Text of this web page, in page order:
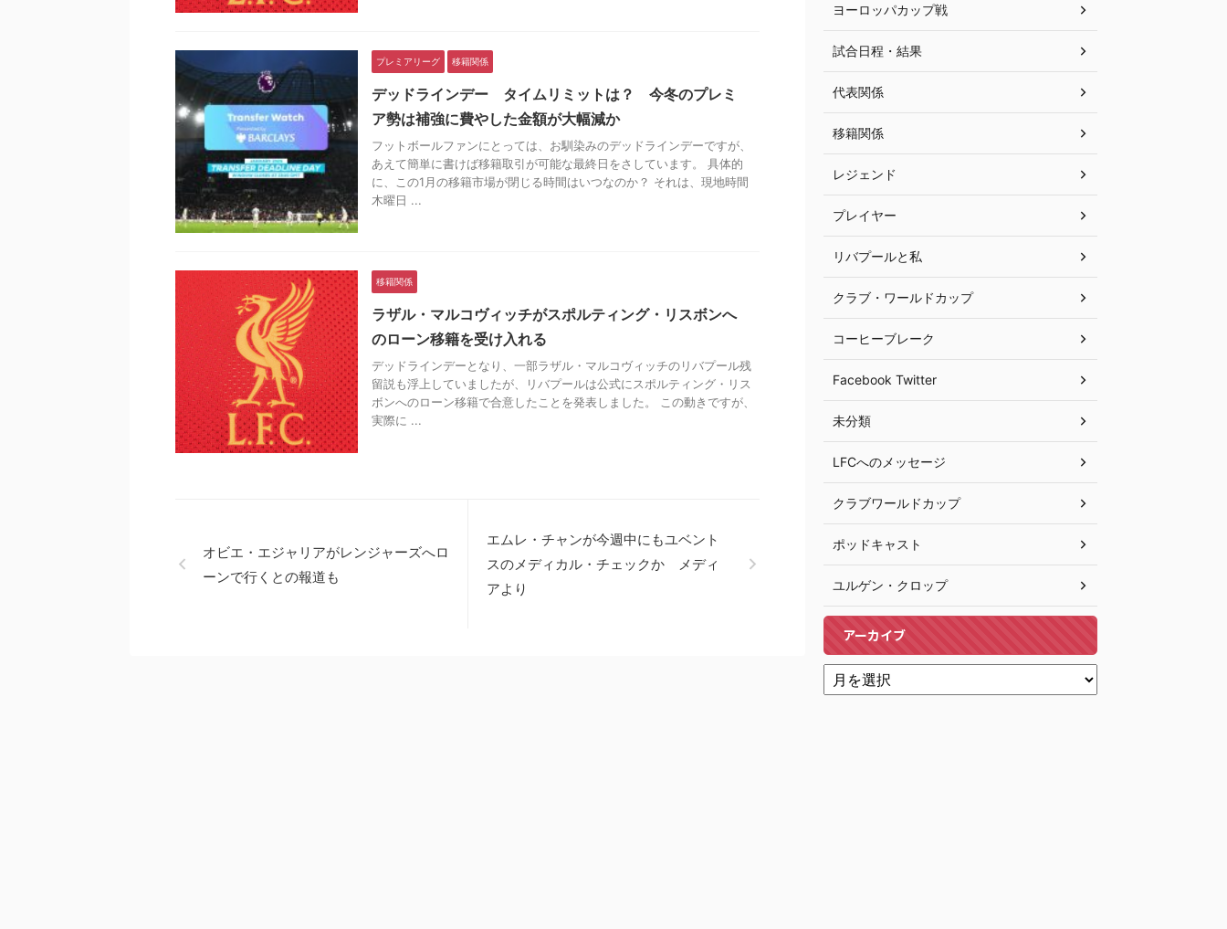
プレミアリーグ 移籍関係
デッドラインデー タイムリミットは？ 今冬のプレミ
ア勢は補強に費やした金額が大幅減か
フットボールファンにとっては、お馴染みのデッドラインデーですが、
あえて簡単に書けば移籍取引が可能な最終日をさしています。 具体的
に、この1月の移籍市場が閉じる時間はいつなのか？ それは、現地時間
木曜日 ...
移籍関係
ラザル・マルコヴィッチがスポルティング・リスボンへ
のローン移籍を受け入れる
デッドラインデーとなり、一部ラザル・マルコヴィッチのリバプール残
留説も浮上していましたが、リバプールは公式にスポルティング・リス
ボンへのローン移籍で合意したことを発表しました。 この動きですが、
実際に ...
オビエ・エジャリアがレンジャーズへロ
ーンで行くとの報道も
エムレ・チャンが今週中にもユベント
スのメディカル・チェックか メディ
アより
ヨーロッパカップ戦
試合日程・結果
代表関係
移籍関係
レジェンド
プレイヤー
リバプールと私
クラブ・ワールドカップ
コーヒーブレーク
Facebook Twitter
未分類
LFCへのメッセージ
クラブワールドカップ
ポッドキャスト
ユルゲン・クロップ
アーカイブ